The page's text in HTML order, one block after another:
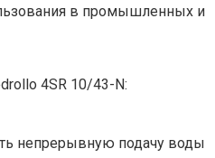
в промышленных и
4SR 10/43-N:
непрерывную подачу воды